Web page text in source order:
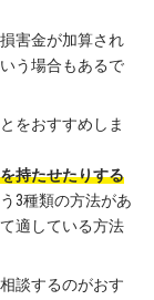
害金が加算され
う場合もあるで
をおすすめしま
持たせたりする
3種類の方法があ
適している方法
談するのがおす